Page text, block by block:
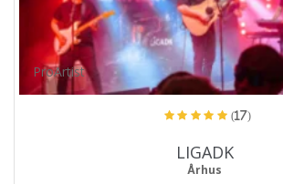
ProArtist
(17)
LIGADK
Århus